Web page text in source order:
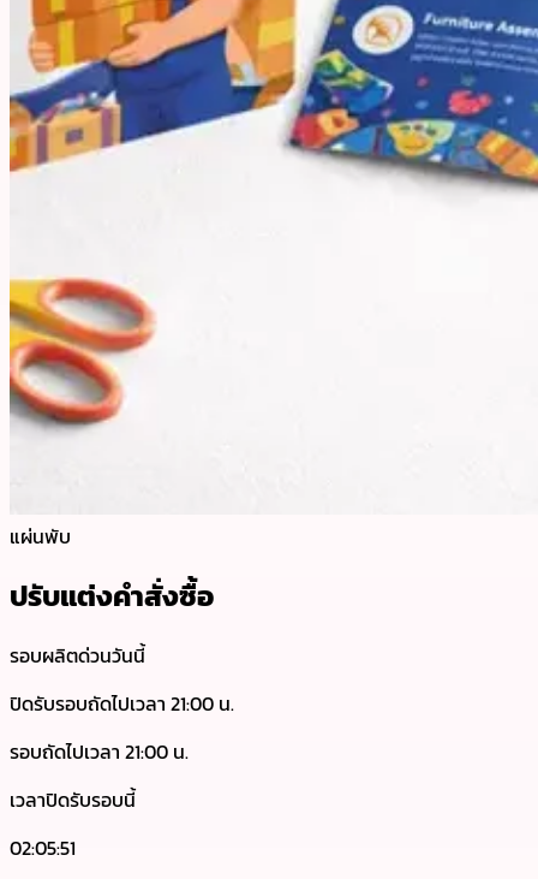
แผ่นพับ
ปรับแต่งคำสั่งซื้อ
รอบผลิตด่วนวันนี้
ปิดรับรอบถัดไปเวลา 21:00 น.
รอบถัดไปเวลา 21:00 น.
เวลาปิดรับรอบนี้
02:05:51